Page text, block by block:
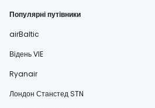
Популярні путівники
airBaltic
Відень VIE
Ryanair
Лондон Станстед STN